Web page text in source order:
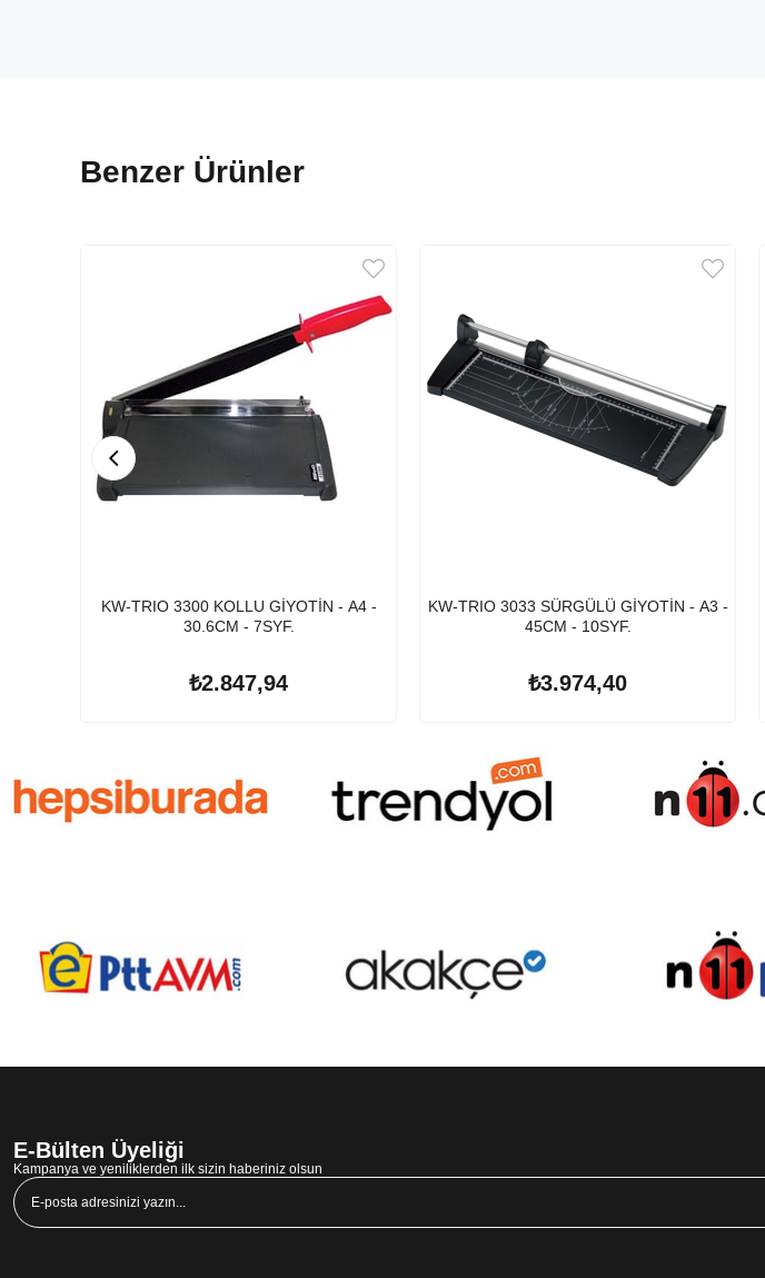
Benzer Ürünler
KW-TRIO 3300 KOLLU GİYOTİN - A4 -
30.6CM - 7SYF.
₺2.847,94
KW-TRIO 3033 SÜRGÜLÜ GİYOTİN - A3 -
45CM - 10SYF.
₺3.974,40
E-Bülten Üyeliği
Kampanya ve yeniliklerden ilk sizin haberiniz olsun